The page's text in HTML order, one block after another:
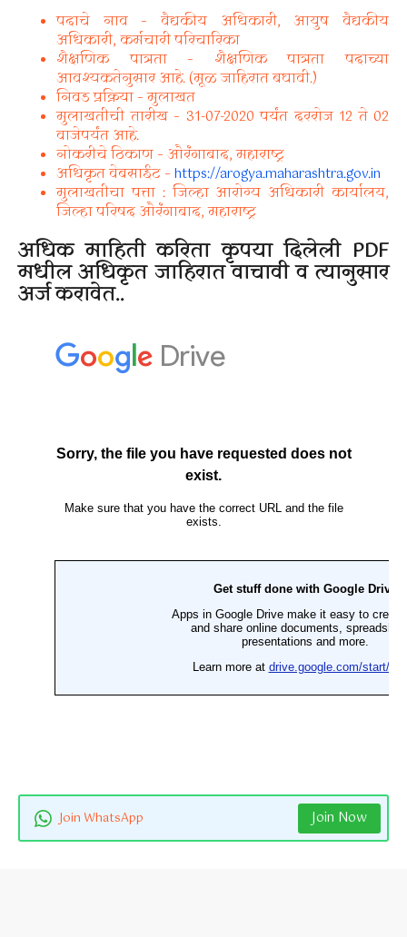
पदाचे नाव – वैद्यकीय अधिकारी, आयुष वैद्यकीय
अधिकारी, कर्मचारी परिचारिका
शैक्षणिक पात्रता – शैक्षणिक पात्रता पदाच्या
आवश्यकतेनुसार आहे. (मूळ जाहिरात बघावी.)
निवड प्रक्रिया – मुलाखत
मुलाखतीची तारीख – 31-07-2020 पर्यंत दररोज 12 ते 02
वाजेपर्यंत आहे.
नोकरीचे ठिकाण – औरंगाबाद, महाराष्ट्र
अधिकृत वेबसाईट – https://arogya.maharashtra.gov.in
मुलाखतीचा पत्ता : जिल्हा आरोग्य अधिकारी कार्यालय,
जिल्हा परिषद औरंगाबाद, महाराष्ट्र
अधिक माहिती करिता कृपया दिलेली PDF
मधील अधिकृत जाहिरात वाचावी व त्यानुसार
अर्ज करावेत..
Join WhatsApp Join Now